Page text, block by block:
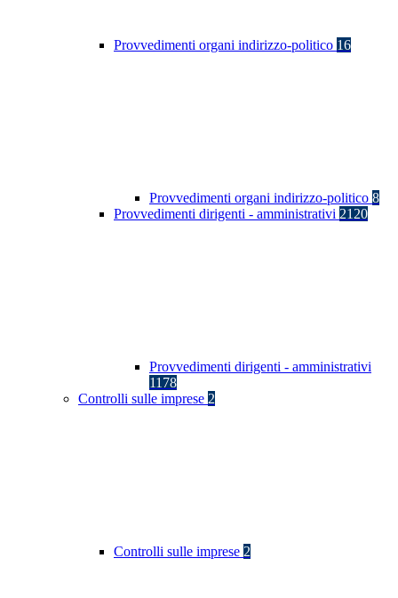
Provvedimenti organi indirizzo-politico 16
Provvedimenti organi indirizzo-politico 8
Provvedimenti dirigenti - amministrativi 2120
Provvedimenti dirigenti - amministrativi
1178
Controlli sulle imprese 2
Controlli sulle imprese 2